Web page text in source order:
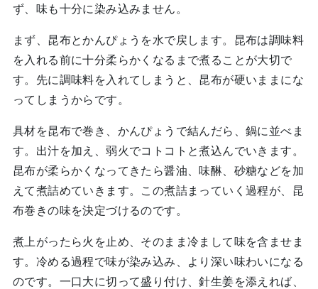
ず、味も十分に染み込みません。
まず、昆布とかんぴょうを水で戻します。昆布は調味料
を入れる前に十分柔らかくなるまで煮ることが大切で
す。先に調味料を入れてしまうと、昆布が硬いままにな
ってしまうからです。
具材を昆布で巻き、かんぴょうで結んだら、鍋に並べま
す。出汁を加え、弱火でコトコトと煮込んでいきます。
昆布が柔らかくなってきたら醤油、味醂、砂糖などを加
えて煮詰めていきます。この煮詰まっていく過程が、昆
布巻きの味を決定づけるのです。
煮上がったら火を止め、そのまま冷まして味を含ませま
す。冷める過程で味が染み込み、より深い味わいになる
のです。一口大に切って盛り付け、針生姜を添えれば、